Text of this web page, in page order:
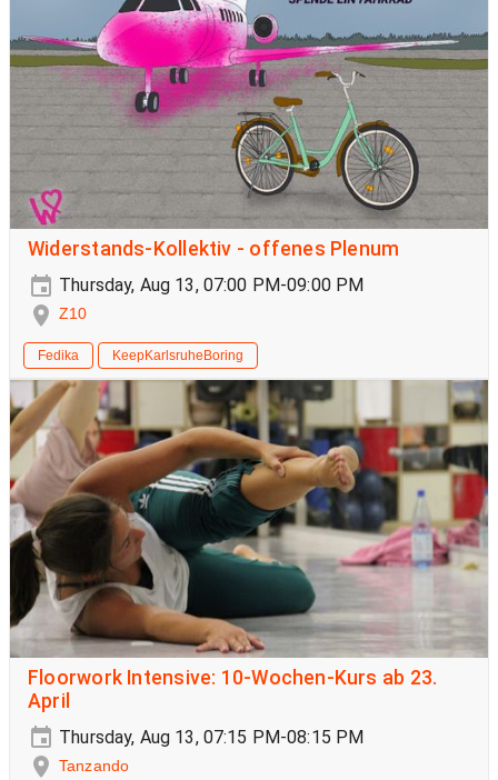
Widerstands-Kollektiv - offenes Plenum
Thursday, Aug 13, 07:00 PM-09:00 PM
Z10
Fedika KeepKarlsruheBoring
Floorwork Intensive: 10-Wochen-Kurs ab 23.
April
Thursday, Aug 13, 07:15 PM-08:15 PM
Tanzando